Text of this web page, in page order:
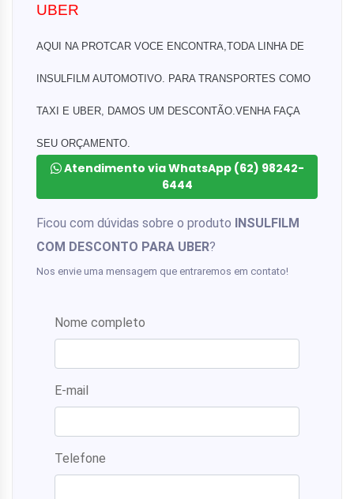
UBER
AQUI NA PROTCAR VOCE ENCONTRA,TODA LINHA DE
INSULFILM AUTOMOTIVO. PARA TRANSPORTES COMO
TAXI E UBER, DAMOS UM DESCONTÃO.VENHA FAÇA
SEU ORÇAMENTO.
Atendimento via WhatsApp (62) 98242-
6444
Ficou com dúvidas sobre o produto
INSULFILM
COM DESCONTO PARA UBER?
Nos envie uma mensagem que entraremos em contato!
Nome completo
E-mail
Telefone